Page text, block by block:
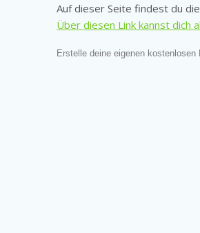
Auf dieser Seite findest du
Über diesen Link kannst dich
Erstelle deine eigenen